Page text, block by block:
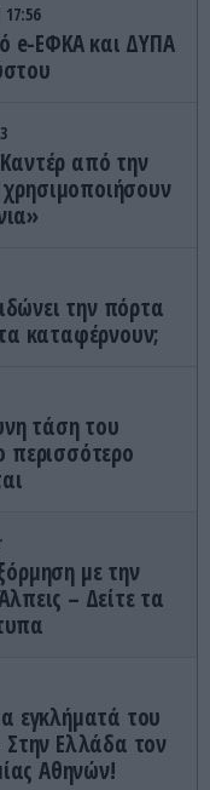
17:56
e-ΕΦΚΑ και ΔΥΠΑ
από την
την πόρτα
καταφέρνουν;
τάση του
περισσότερο
με την
– Δείτε τα
εγκλήματά του
Στην Ελλάδα τον
Αθηνών!